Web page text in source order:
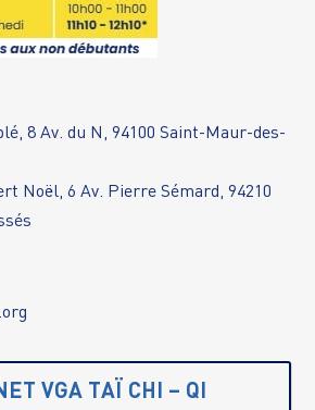
8 Av. du N, 94100 Saint-Maur-des-
Noël, 6 Av. Pierre Sémard, 94210
VGA TAÏ CHI – QI